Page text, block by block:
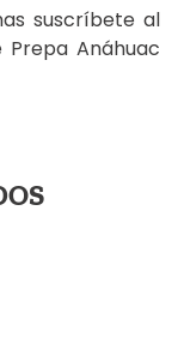
suscríbete al
Anáhuac